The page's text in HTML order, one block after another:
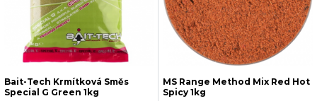
Bait-Tech Krmítková Směs
Special G Green 1kg
MS Range Method Mix Red Hot
Spicy 1kg